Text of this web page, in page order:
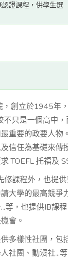
證課程，供學生選
，創立於1945年
不只是一個高中
重要的政要人
信任為基礎來
TOEFL 托福及
修課程外，也提
大學的最高競
等，也提供IB課
會。
多樣性社團，
社團、動漫社...